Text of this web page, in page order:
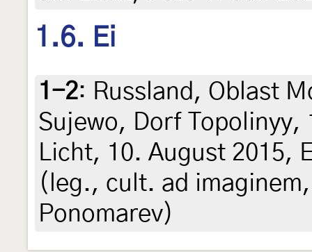
1.6. Ei
1-2: Russland, Oblast
Sujewo, Dorf Topolinyy,
Licht, 10. August 2015,
(leg., cult. ad
Ponomarev)